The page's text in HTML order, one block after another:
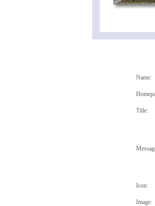
Name:
Title:
Icon:
Image: